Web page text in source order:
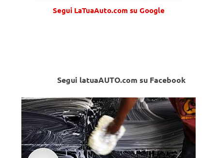
Segui LaTuaAuto.com su Google
Segui latuaAUTO.com su Facebook